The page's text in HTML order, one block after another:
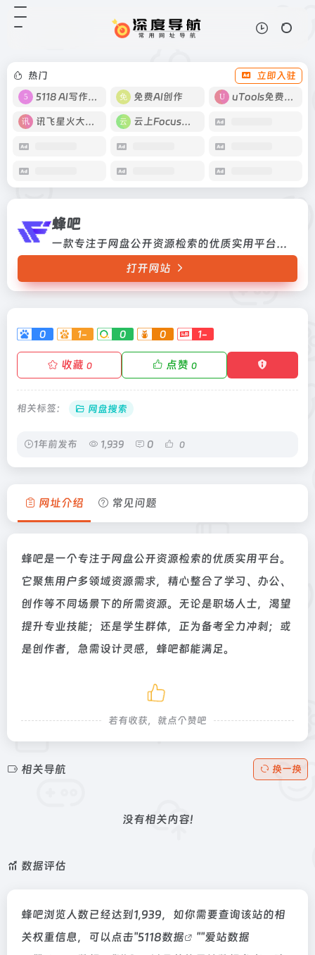
热门
立即入驻
5118 AI写作工具
免费AI创作 uTools免费工具箱
讯飞星火大模型 云上Focus接码
蜂吧
一款专注于网盘公开资源检索的优质实用平台，影视、学习资源、课程、PPT 、设计素材等资源一搜即得，满足多元需求，是资源搜索的优质之选。
打开网站
0 1- 0 0 1-
收藏 0 点赞 0
相关标签： 网盘搜索
1年前发布 1,939 0 0
实用平台，影视、学习资源、课程、
PPT 、设计素材等资源一搜即得，
选。
网址介绍 常见问题
蜂吧是一个专注于网盘公开资源检索的优质实用平台。
它聚焦用户多领域资源需求，精心整合了学习、办公、
创作等不同场景下的所需资源。无论是职场人士，渴望
提升专业技能；还是学生群体，正为备考全力冲刺；或
是创作者，急需设计灵感，蜂吧都能满足。
若有收获，就点个赞吧
相关导航 换一换
没有相关内容!
数据评估
蜂吧浏览人数已经达到1,939，如你需要查询该站的相
关权重信息，可以点击"5118数据 ""爱站数据